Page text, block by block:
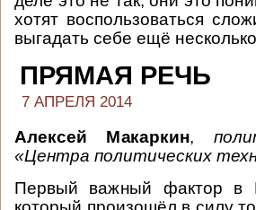
хотят воспользоваться
выгадать себе ещё
ПРЯМАЯ РЕЧЬ
7 АПРЕЛЯ 2014
Алексей Макаркин,
«Центра политических
Первый важный фактор в